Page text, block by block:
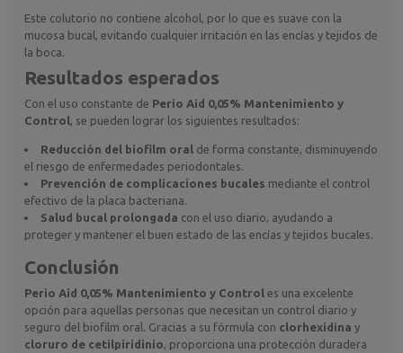
Este colutorio no contiene alcohol, por lo que es suave con la
mucosa bucal, evitando cualquier irritación en las encías y tejidos de
la boca.
Resultados esperados
Con el uso constante de Perio Aid 0,05% Mantenimiento y
Control, se pueden lograr los siguientes resultados:
Reducción del biofilm oral de forma constante, disminuyendo
el riesgo de enfermedades periodontales.
Prevención de complicaciones bucales mediante el control
efectivo de la placa bacteriana.
Salud bucal prolongada con el uso diario, ayudando a
proteger y mantener el buen estado de las encías y tejidos bucales.
Conclusión
Perio Aid 0,05% Mantenimiento y Control es una excelente
opción para aquellas personas que necesitan un control diario y
seguro del biofilm oral. Gracias a su fórmula con clorhexidina y
cloruro de cetilpiridinio, proporciona una protección duradera